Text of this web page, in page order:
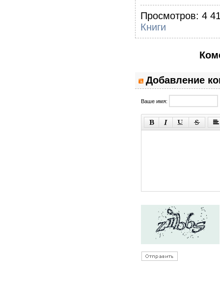
Просмотров: 4
Книги
Добавление
Ваше имя: